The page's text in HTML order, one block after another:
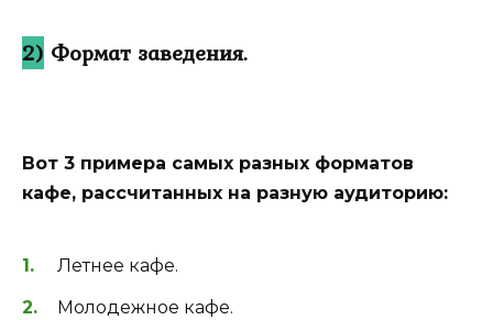
2) Формат заведения.
Вот 3 примера самых разных форматов
кафе, рассчитанных на разную аудиторию:
Летнее кафе.
Молодежное кафе.